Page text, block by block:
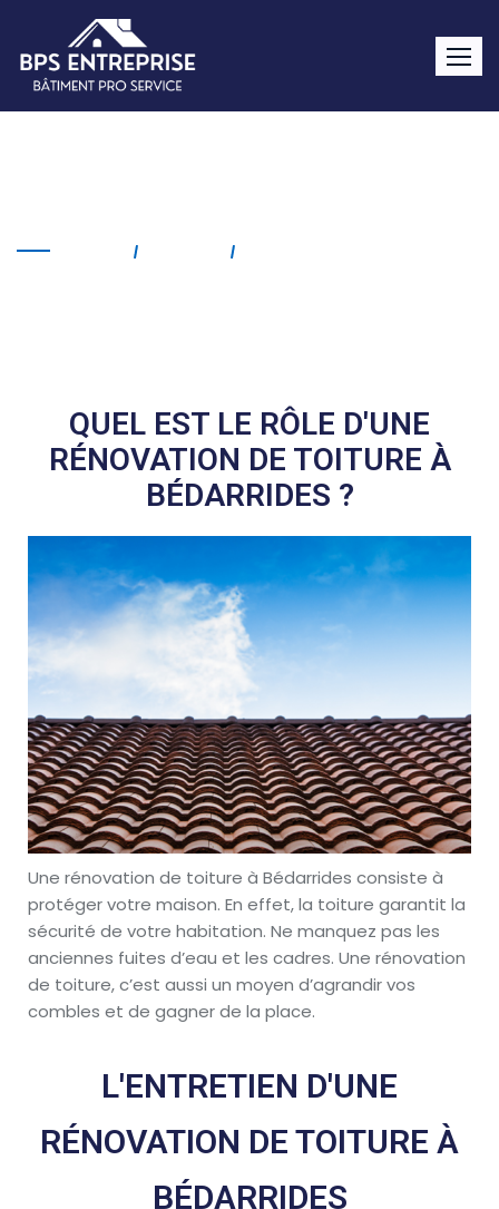
QUEL EST LE RÔLE D'UNE
RÉNOVATION DE TOITURE À
BÉDARRIDES ?
Une rénovation de toiture à Bédarrides consiste à
protéger votre maison. En effet, la toiture garantit la
sécurité de votre habitation. Ne manquez pas les
anciennes fuites d’eau et les cadres. Une rénovation
de toiture, c’est aussi un moyen d’agrandir vos
combles et de gagner de la place.
L'ENTRETIEN D'UNE
RÉNOVATION DE TOITURE À
BÉDARRIDES